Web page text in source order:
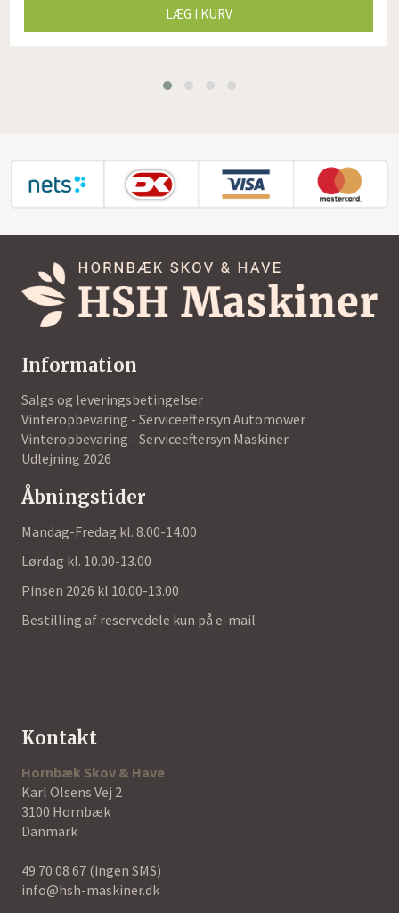
LÆG I KURV
Information
Salgs og leveringsbetingelser
Vinteropbevaring - Serviceeftersyn Automower
Vinteropbevaring - Serviceeftersyn Maskiner
Udlejning 2026
Åbningstider
Mandag-Fredag kl. 8.00-14.00
Lørdag kl. 10.00-13.00
Pinsen 2026 kl 10.00-13.00
Bestilling af reservedele kun på e-mail
Kontakt
Hornbæk Skov & Have
Karl Olsens Vej 2
3100 Hornbæk
Danmark
49 70 08 67 (ingen SMS)
info@hsh-maskiner.dk